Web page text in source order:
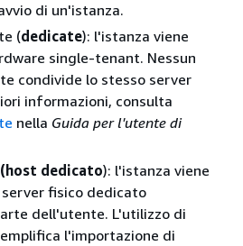
di un'istanza.
(dedicate): l'istanza viene
single-tenant. Nessun
condivide lo stesso server
informazioni, consulta
nella Guida per l'utente di
dedicato): l'istanza viene
fisico dedicato
dell'utente. L'utilizzo di
l'importazione di